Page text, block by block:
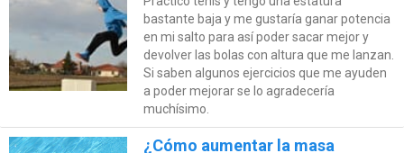
bastante baja y me gustaría ganar potencia
en mi salto para así poder sacar mejor y
devolver las bolas con altura que me lanzan.
Si saben algunos ejercicios que me ayuden
a poder mejorar se lo agradecería
muchísimo.
¿Cómo aumentar la masa